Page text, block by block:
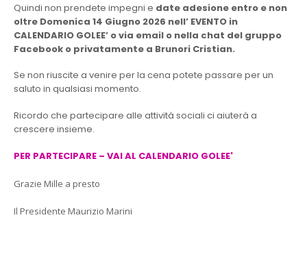
Quindi non prendete impegni e date adesione entro e non
oltre Domenica 14 Giugno 2026 nell’ EVENTO in
CALENDARIO GOLEE’ o via email o nella chat del gruppo
Facebook o privatamente a Brunori Cristian.
Se non riuscite a venire per la cena potete passare per un
saluto in qualsiasi momento.
Ricordo che partecipare alle attività sociali ci aiuterà a
crescere insieme.
PER PARTECIPARE – VAI AL CALENDARIO GOLEE'
Grazie Mille a presto
Il Presidente Maurizio Marini